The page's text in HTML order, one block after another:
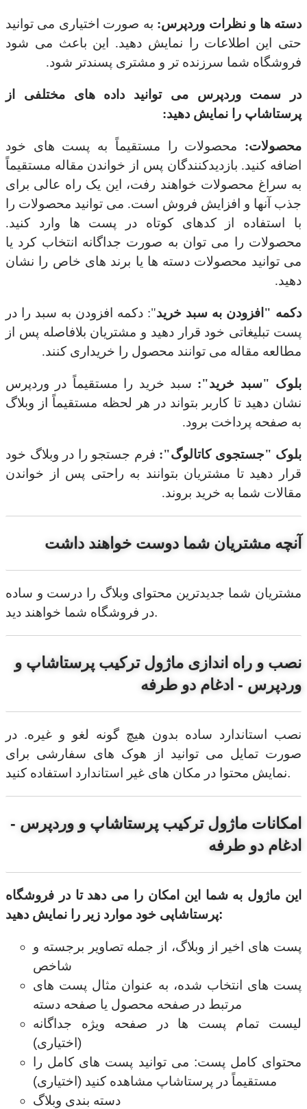
دسته ها و نظرات وردپرس: به صورت اختیاری می توانید
حتی این اطلاعات را نمایش دهید. این باعث می شود
فروشگاه شما سرزنده تر و مشتری پسندتر شود.
در سمت وردپرس می توانید داده های مختلفی از
پرستاشاپ را نمایش دهید:
محصولات: محصولات را مستقیماً به پست های خود
اضافه کنید. بازدیدکنندگان پس از خواندن مقاله مستقیماً
به سراغ محصولات خواهند رفت، این یک راه عالی برای
جذب آنها و افزایش فروش است. می توانید محصولات را
با استفاده از کدهای کوتاه در پست ها وارد کنید.
محصولات را می توان به صورت جداگانه انتخاب کرد یا
می توانید محصولات دسته ها یا برند های خاص را نشان
دهید.
دکمه "افزودن به سبد خرید": دکمه افزودن به سبد را در
پست تبلیغاتی خود قرار دهید و مشتریان بلافاصله پس از
مطالعه مقاله می توانند محصول را خریداری کنند.
بلوک "سبد خرید": سبد خرید را مستقیماً در وردپرس
نشان دهید تا کاربر بتواند در هر لحظه مستقیماً از وبلاگ
به صفحه پرداخت برود.
بلوک "جستجوی کاتالوگ": فرم جستجو را در وبلاگ خود
قرار دهید تا مشتریان بتوانند به راحتی پس از خواندن
مقالات شما به خرید بروند.
آنچه مشتریان شما دوست خواهند داشت
مشتریان شما جدیدترین محتوای وبلاگ را درست و ساده
در فروشگاه شما خواهند دید.
نصب و راه اندازی ماژول ترکیب پرستاشاپ و
وردپرس - ادغام دو طرفه
نصب استاندارد ساده بدون هیچ گونه لغو و غیره. در
صورت تمایل می توانید از هوک های سفارشی برای
نمایش محتوا در مکان های غیر استاندارد استفاده کنید.
امکانات ماژول ترکیب پرستاشاپ و وردپرس -
ادغام دو طرفه
این ماژول به شما این امکان را می دهد تا در فروشگاه
پرستاشاپی خود موارد زیر را نمایش دهید:
پست های اخیر از وبلاگ، از جمله تصاویر برجسته و
شاخص
پست های انتخاب شده، به عنوان مثال پست های
مرتبط در صفحه محصول یا صفحه دسته
لیست تمام پست ها در صفحه ویژه جداگانه
(اختیاری)
محتوای کامل پست: می توانید پست های کامل را
مستقیماً در پرستاشاپ مشاهده کنید (اختیاری)
دسته بندی وبلاگ